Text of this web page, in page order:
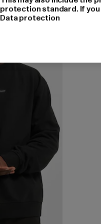
protection standard. If you
Data protection